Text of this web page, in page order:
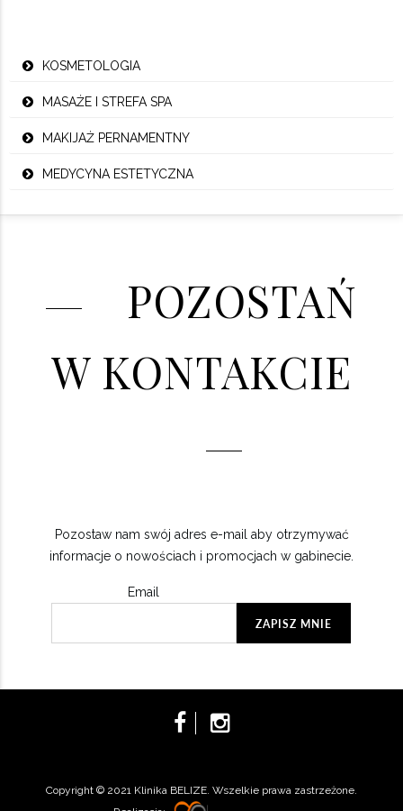
KOSMETOLOGIA
MASAŻE I STREFA SPA
MAKIJAŻ PERNAMENTNY
MEDYCYNA ESTETYCZNA
POZOSTAŃ
W KONTAKCIE
Pozostaw nam swój adres e-mail aby otrzymywać
informacje o nowościach i promocjach w gabinecie.
Email
Copyright © 2021 Klinika BELIZE. Wszelkie prawa zastrzeżone.